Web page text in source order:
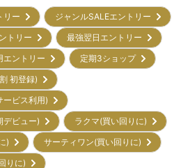
リー
ジャンルSALEエントリー
ントリー
最強翌日エントリー
エントリー
定期3ショップ
割 初登録)
ービス利用)
デビュー)
ラクマ(買い回りに)
に)
サーティワン(買い回りに)
りに)